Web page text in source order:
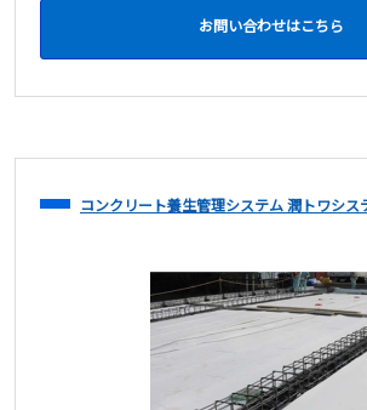
お問い合わせはこちら
コンクリート養生管理システム 潤トワシス